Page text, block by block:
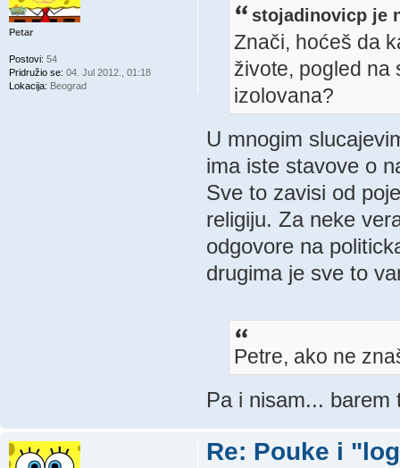
stojadinovicp je
Znači, hoćeš da
živote, pogled na
izolovana?
U mnogim
ima iste stavove o
Sve to zavisi od
religiju. Za neke
odgovore na
drugima je sve to
Petre, ako ne
Pa i nisam... barem
Petar
Postovi: 54
Pridružio se: 04. Jul 2012., 01:18
Lokacija: Beograd
Re: Pouke i